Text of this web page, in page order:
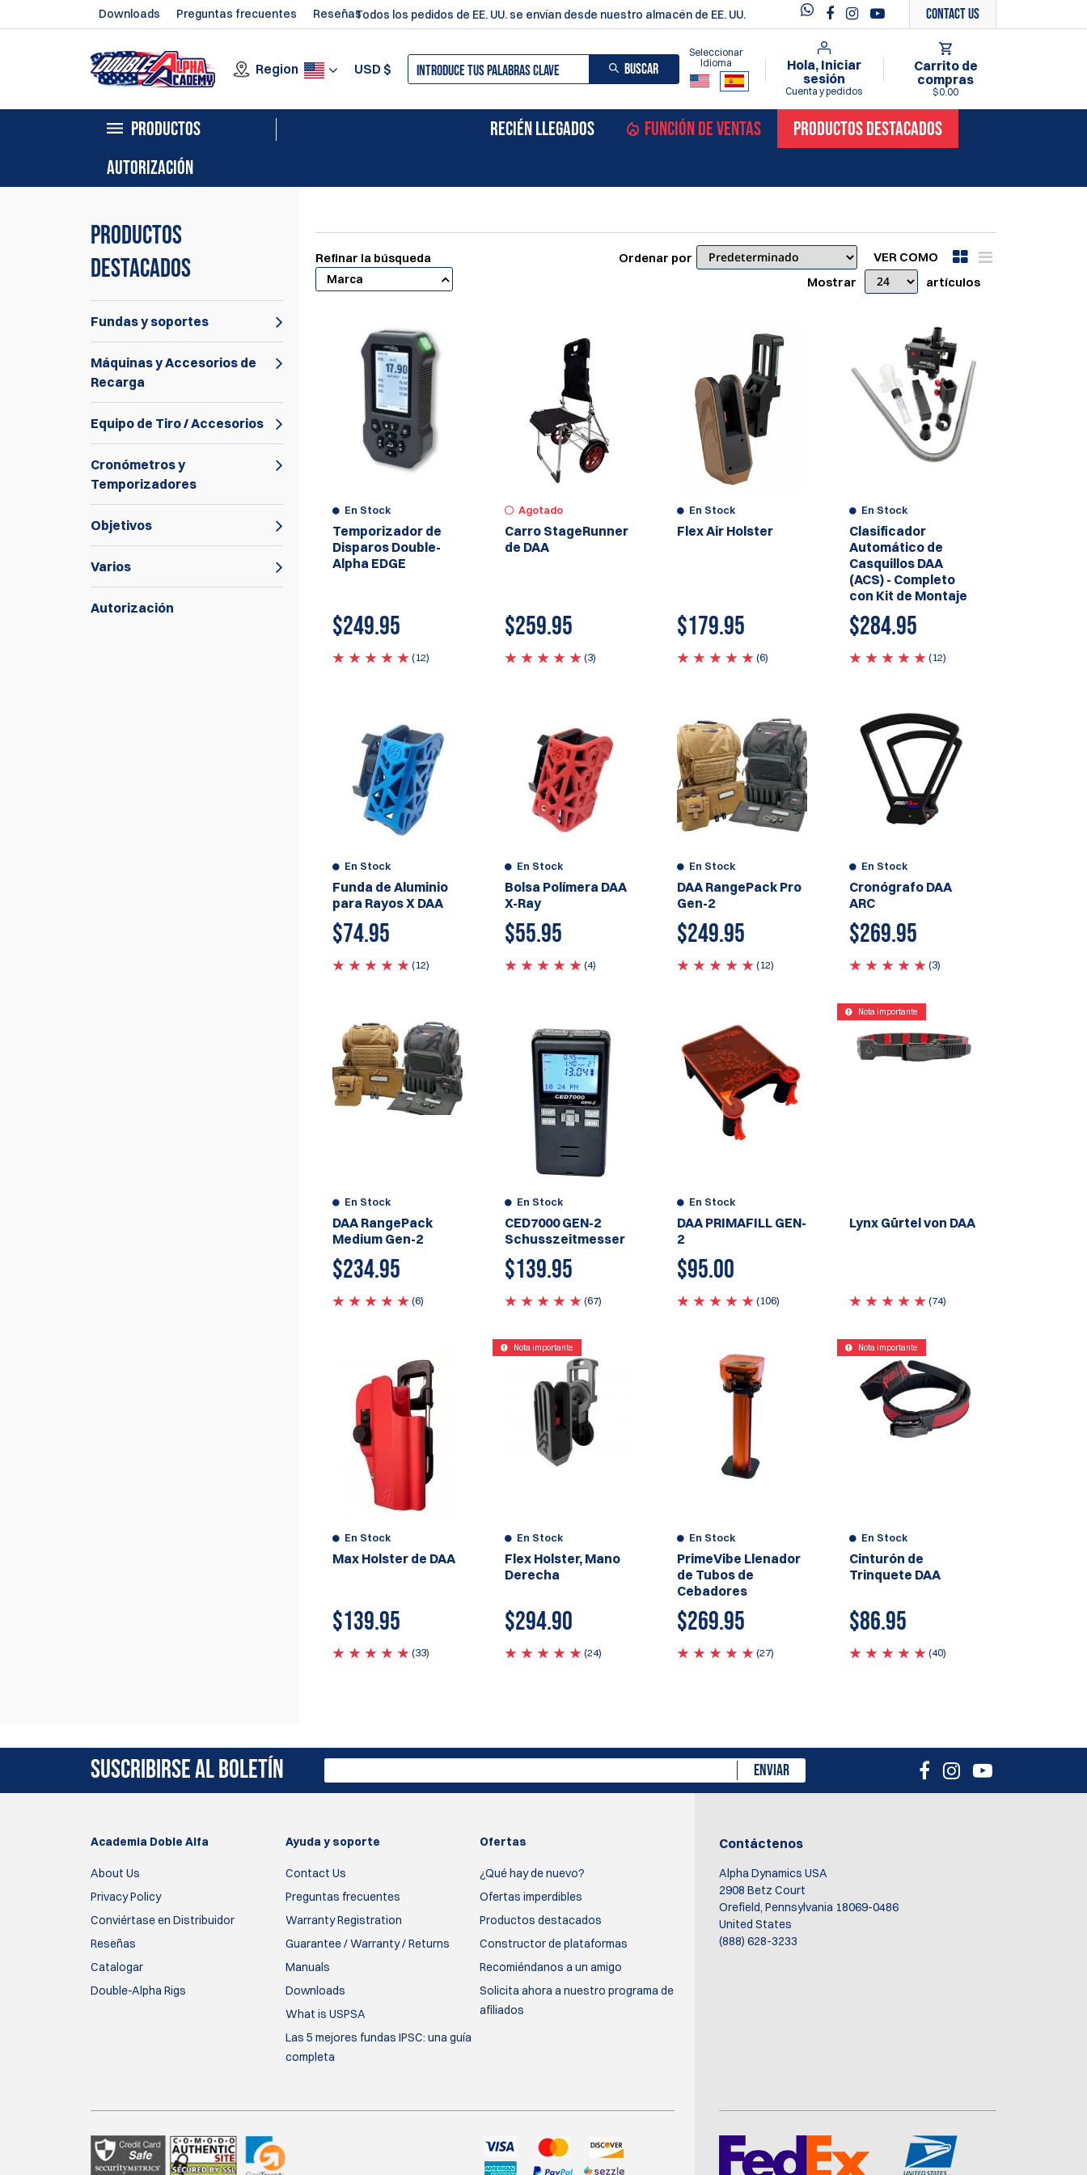
Downloads Preguntas frecuentes ReseñasTodos los pedidos de EE. UU. se envían desde nuestro almacén de EE. UU. Contact Us
Region USD $ BUSCAR
Seleccionar
Idioma
Hola, Iniciar
sesión
Cuenta y pedidos
Carrito de
compras
$0.00
PRODUCTOS RECIÉN LLEGADOS FUNCIÓN DE VENTAS
PRODUCTOS DESTACADOS
AUTORIZACIÓN
Productos
destacados
Fundas y soportes
Máquinas y Accesorios de
Recarga
Equipo de Tiro / Accesorios
Cronómetros y
Temporizadores
Objetivos
Varios
Autorización
Refinar la búsqueda
Marca
VER COMO
Ordenar por
Mostrar
artículos
En Stock
Temporizador de
Disparos Double-
Alpha EDGE
$249.95
(12)
Agotado
Carro StageRunner
de DAA
$259.95
(3)
En Stock
Flex Air Holster
$179.95
(6)
En Stock
Clasificador
Automático de
Casquillos DAA
(ACS) - Completo
con Kit de Montaje
$284.95
(12)
En Stock
Funda de Aluminio
para Rayos X DAA
$74.95
(12)
En Stock
Bolsa Polímera DAA
X-Ray
$55.95
(4)
En Stock
DAA RangePack Pro
Gen-2
$249.95
(12)
En Stock
Cronógrafo DAA
ARC
$269.95
(3)
En Stock
DAA RangePack
Medium Gen-2
$234.95
(6)
En Stock
CED7000 GEN-2
Schusszeitmesser
$139.95
(67)
En Stock
DAA PRIMAFILL GEN-
2
$95.00
(106)
Lynx Gürtel von DAA
(74)
Nota importante
En Stock
Max Holster de DAA
$139.95
(33)
En Stock
Flex Holster, Mano
Derecha
$294.90
(24)
Nota importante
En Stock
PrimeVibe Llenador
de Tubos de
Cebadores
$269.95
(27)
En Stock
Cinturón de
Trinquete DAA
$86.95
(40)
Nota importante
SUSCRIBIRSE AL BOLETÍN ENVIAR
Academia Doble Alfa
About Us
Privacy Policy
Conviértase en Distribuidor
Reseñas
Catalogar
Double-Alpha Rigs
Ayuda y soporte
Contact Us
Preguntas frecuentes
Warranty Registration
Guarantee / Warranty / Returns
Manuals
Downloads
What is USPSA
Las 5 mejores fundas IPSC: una guía
completa
Ofertas
¿Qué hay de nuevo?
Ofertas imperdibles
Productos destacados
Constructor de plataformas
Recomiéndanos a un amigo
Solicita ahora a nuestro programa de
afiliados
Contáctenos
Alpha Dynamics USA
2908 Betz Court
Orefield, Pennsylvania 18069-0486
United States
(888) 628-3233